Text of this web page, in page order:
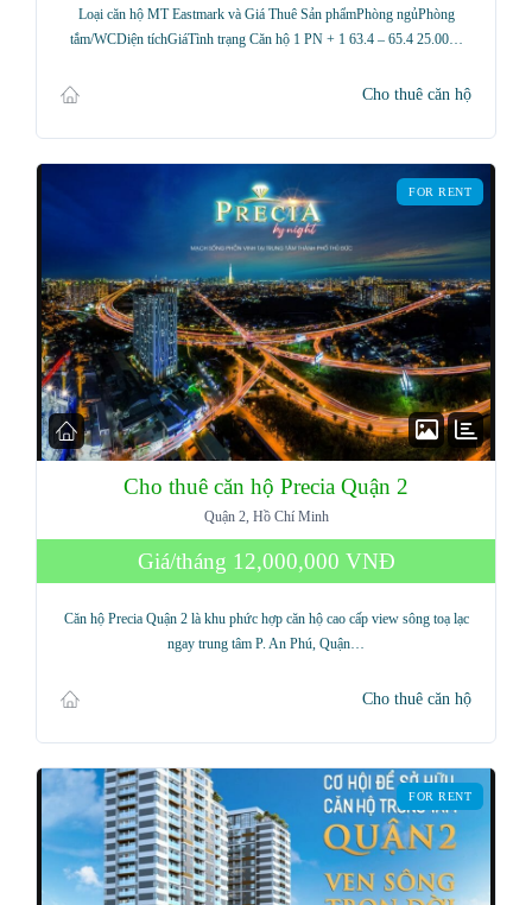
Loại căn hộ MT Eastmark và Giá Thuê Sản phẩmPhòng ngủPhòng
tắm/WCDiện tíchGiáTình trạng Căn hộ 1 PN + 1 63.4 – 65.4 25.00…
Cho thuê căn hộ
FOR RENT
Cho thuê căn hộ Precia Quận 2
Quận 2, Hồ Chí Minh
Giá/tháng 12,000,000 VNĐ
Căn hộ Precia Quận 2 là khu phức hợp căn hộ cao cấp view sông toạ lạc
ngay trung tâm P. An Phú, Quận…
Cho thuê căn hộ
FOR RENT